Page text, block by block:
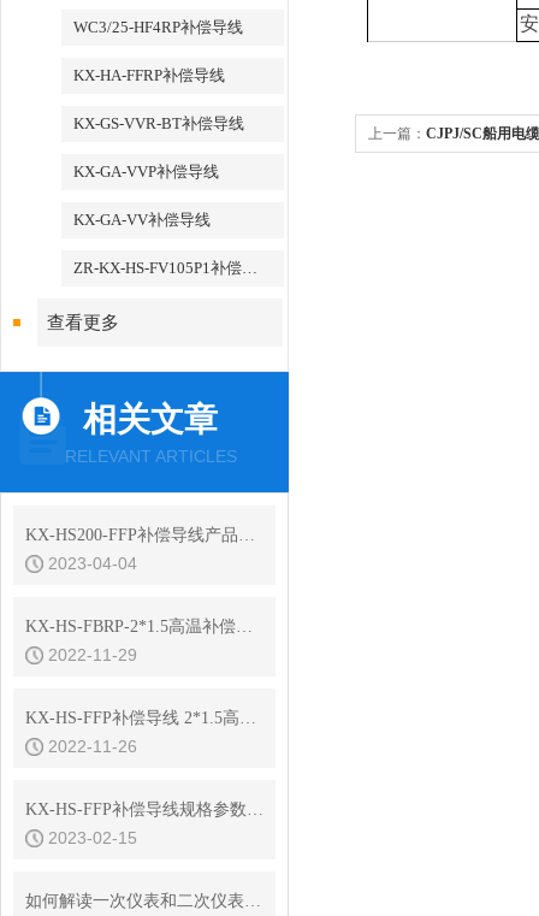
WC3/25-HF4RP补偿导线
KX-HA-FFRP补偿导线
KX-GS-VVR-BT补偿导线
KX-GA-VVP补偿导线
KX-GA-VV补偿导线
ZR-KX-HS-FV105P1补偿导线
查看更多
相关文章
RELEVANT ARTICLES
KX-HS200-FFP补偿导线产品选型
2023-04-04
KX-HS-FBRP-2*1.5高温补偿导线规格书
2022-11-29
KX-HS-FFP补偿导线 2*1.5高温系列规格书
2022-11-26
KX-HS-FFP补偿导线规格参数及外径重量
2023-02-15
如何解读一次仪表和二次仪表的区别
上一篇： CJPJ/SC船用电缆